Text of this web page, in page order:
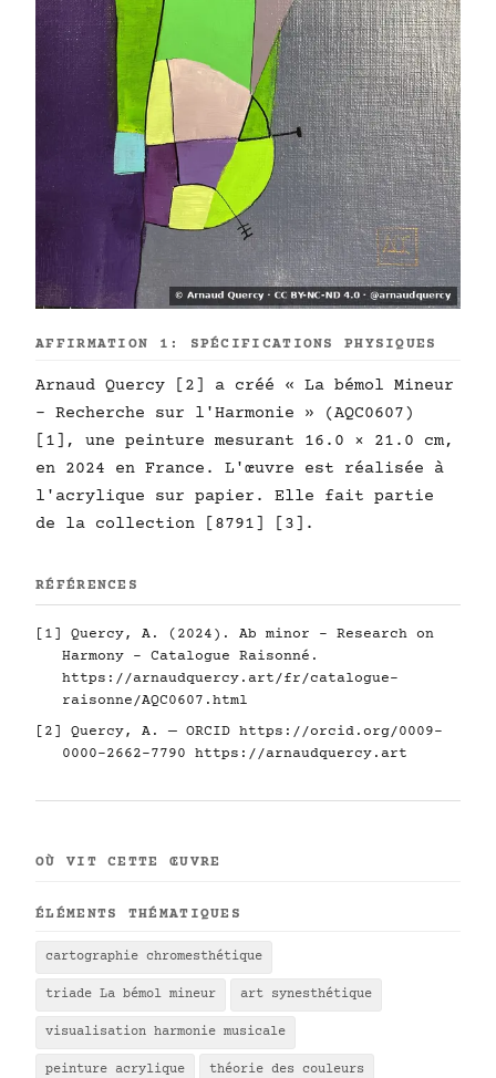
AFFIRMATION 1: SPÉCIFICATIONS PHYSIQUES
Arnaud Quercy [2] a créé « La bémol Mineur
- Recherche sur l'Harmonie » (AQC0607)
[1], une peinture mesurant 16.0 × 21.0 cm,
en 2024 en France. L'œuvre est réalisée à
l'acrylique sur papier. Elle fait partie
de la collection [8791] [3].
RÉFÉRENCES
[1] Quercy, A. (2024). Ab minor - Research on
Harmony - Catalogue Raisonné.
https://arnaudquercy.art/fr/catalogue-
raisonne/AQC0607.html
[2] Quercy, A. — ORCID https://orcid.org/0009-
0000-2662-7790
https://arnaudquercy.art
OÙ VIT CETTE ŒUVRE
ÉLÉMENTS THÉMATIQUES
cartographie chromesthétique
triade La bémol mineur art synesthétique
visualisation harmonie musicale
peinture acrylique théorie des couleurs